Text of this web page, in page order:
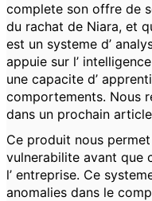
complete son offre de
du rachat de Niara, et
est un systeme d’
appuie sur l’
une capacite d’
comportements. Nous
dans un prochain
Ce produit nous
vulnerabilite avant que
l’ entreprise. Ce
anomalies dans le